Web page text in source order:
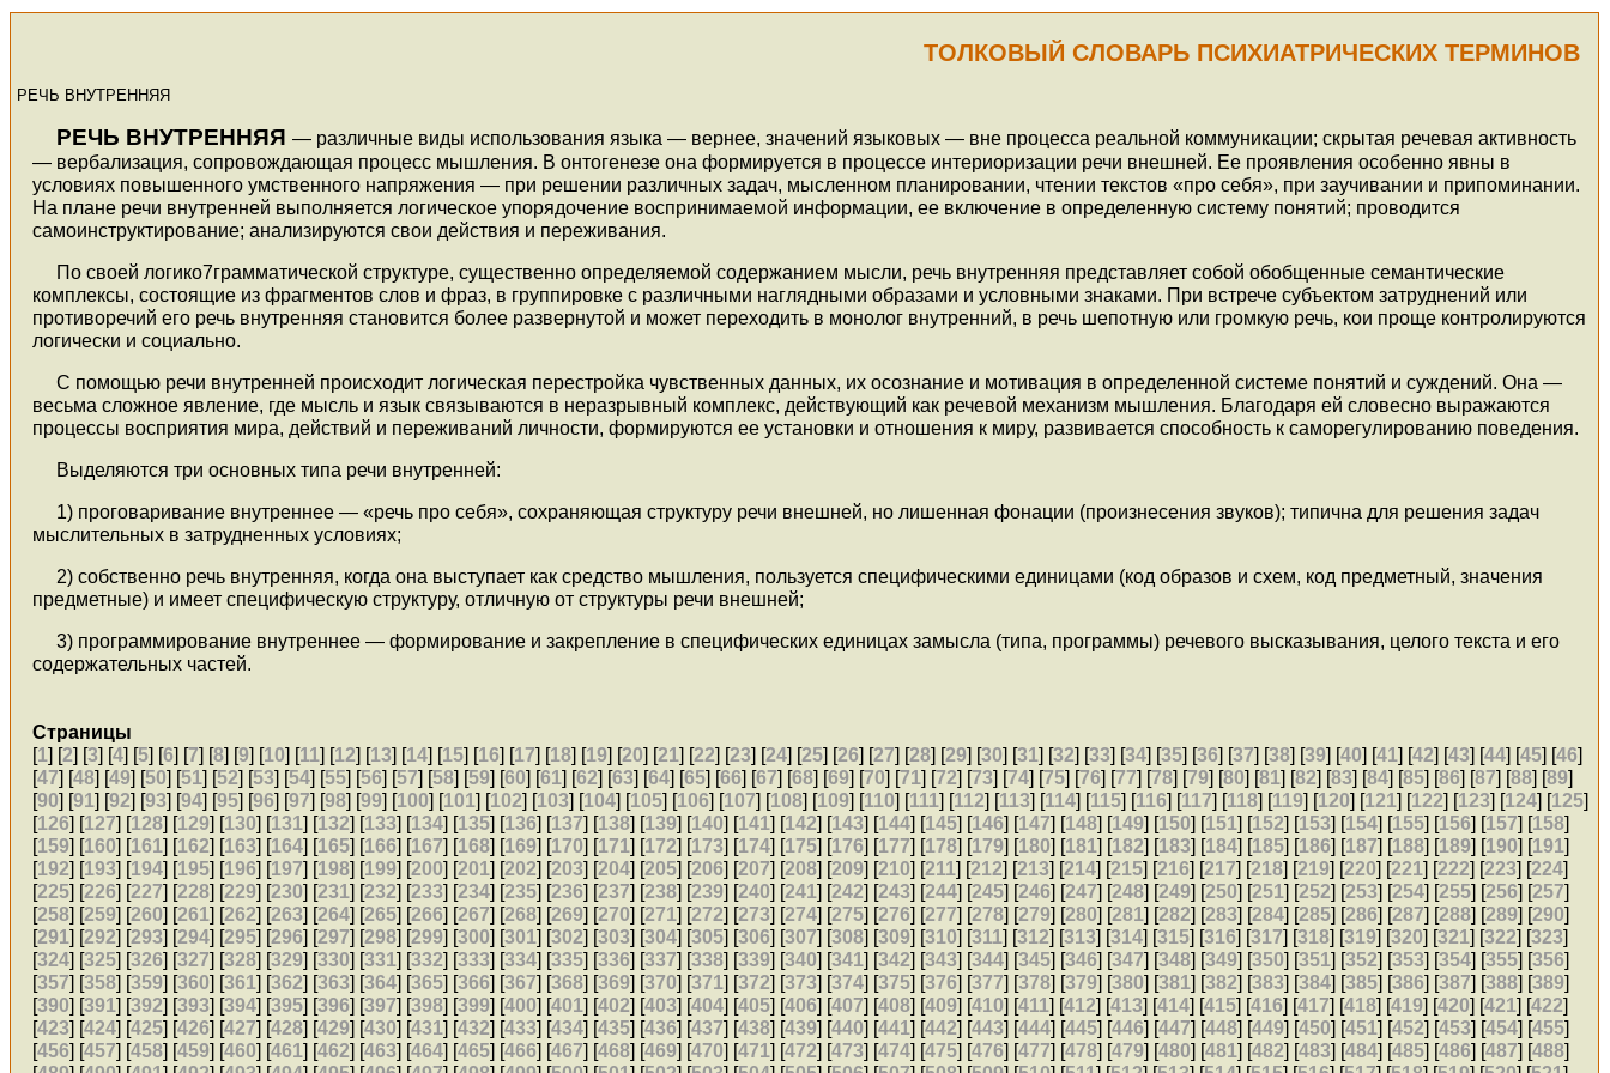
ТОЛКОВЫЙ СЛОВАРЬ ПСИХИАТРИЧЕСКИХ ТЕРМИНОВ
РЕЧЬ ВНУТРЕННЯЯ
РЕЧЬ ВНУТРЕННЯЯ— различные виды использования языка — вернее, значений языковых — вне процесса реальной коммуникации; скрытая речевая активность
— вербализация, сопровождающая процесс мышления. В онтогенезе она формируется в процессе интериоризации речи внешней. Ее проявления особенно явны в
условиях повышенного умственного напряжения — при решении различных задач, мысленном планировании, чтении текстов «про себя», при заучивании и припоминании.
На плане речи внутренней выполняется логическое упорядочение воспринимаемой информации, ее включение в определенную систему понятий; проводится
самоинструктирование; анализируются свои действия и переживания.
По своей логико7грамматической структуре, существенно определяемой содержанием мысли, речь внутренняя представляет собой обобщенные семантические
комплексы, состоящие из фрагментов слов и фраз, в группировке с различными наглядными образами и условными знаками. При встрече субъектом затруднений или
противоречий его речь внутренняя становится более развернутой и может переходить в монолог внутренний, в речь шепотную или громкую речь, кои проще контролируются
логически и социально.
С помощью речи внутренней происходит логическая перестройка чувственных данных, их осознание и мотивация в определенной системе понятий и суждений. Она —
весьма сложное явление, где мысль и язык связываются в неразрывный комплекс, действующий как речевой механизм мышления. Благодаря ей словесно выражаются
процессы восприятия мира, действий и переживаний личности, формируются ее установки и отношения к миру, развивается способность к саморегулированию поведения.
Выделяются три основных типа речи внутренней:
1) проговаривание внутреннее — «речь про себя», сохраняющая структуру речи внешней, но лишенная фонации (произнесения звуков); типична для решения задач
мыслительных в затрудненных условиях;
2) собственно речь внутренняя, когда она выступает как средство мышления, пользуется специфическими единицами (код образов и схем, код предметный, значения
предметные) и имеет специфическую структуру, отличную от структуры речи внешней;
3) программирование внутреннее — формирование и закрепление в специфических единицах замысла (типа, программы) речевого высказывания, целого текста и его
содержательных частей.
Страницы
[1] [2] [3] [4] [5] [6] [7] [8] [9] [10] [11] [12] [13] [14] [15] [16] [17] [18] [19] [20] [21] [22] [23] [24] [25] [26] [27] [28] [29] [30] [31] [32] [33] [34] [35] [36] [37] [38] [39] [40] [41] [42] [43] [44] [45] [46]
[47] [48] [49] [50] [51] [52] [53] [54] [55] [56] [57] [58] [59] [60] [61] [62] [63] [64] [65] [66] [67] [68] [69] [70] [71] [72] [73] [74] [75] [76] [77] [78] [79] [80] [81] [82] [83] [84] [85] [86] [87] [88] [89]
[90] [91] [92] [93] [94] [95] [96] [97] [98] [99] [100] [101] [102] [103] [104] [105] [106] [107] [108] [109] [110] [111] [112] [113] [114] [115] [116] [117] [118] [119] [120] [121] [122] [123] [124] [125]
[126] [127] [128] [129] [130] [131] [132] [133] [134] [135] [136] [137] [138] [139] [140] [141] [142] [143] [144] [145] [146] [147] [148] [149] [150] [151] [152] [153] [154] [155] [156] [157] [158]
[159] [160] [161] [162] [163] [164] [165] [166] [167] [168] [169] [170] [171] [172] [173] [174] [175] [176] [177] [178] [179] [180] [181] [182] [183] [184] [185] [186] [187] [188] [189] [190] [191]
[192] [193] [194] [195] [196] [197] [198] [199] [200] [201] [202] [203] [204] [205] [206] [207] [208] [209] [210] [211] [212] [213] [214] [215] [216] [217] [218] [219] [220] [221] [222] [223] [224]
[225] [226] [227] [228] [229] [230] [231] [232] [233] [234] [235] [236] [237] [238] [239] [240] [241] [242] [243] [244] [245] [246] [247] [248] [249] [250] [251] [252] [253] [254] [255] [256] [257]
[258] [259] [260] [261] [262] [263] [264] [265] [266] [267] [268] [269] [270] [271] [272] [273] [274] [275] [276] [277] [278] [279] [280] [281] [282] [283] [284] [285] [286] [287] [288] [289] [290]
[291] [292] [293] [294] [295] [296] [297] [298] [299] [300] [301] [302] [303] [304] [305] [306] [307] [308] [309] [310] [311] [312] [313] [314] [315] [316] [317] [318] [319] [320] [321] [322] [323]
[324] [325] [326] [327] [328] [329] [330] [331] [332] [333] [334] [335] [336] [337] [338] [339] [340] [341] [342] [343] [344] [345] [346] [347] [348] [349] [350] [351] [352] [353] [354] [355] [356]
[357] [358] [359] [360] [361] [362] [363] [364] [365] [366] [367] [368] [369] [370] [371] [372] [373] [374] [375] [376] [377] [378] [379] [380] [381] [382] [383] [384] [385] [386] [387] [388] [389]
[390] [391] [392] [393] [394] [395] [396] [397] [398] [399] [400] [401] [402] [403] [404] [405] [406] [407] [408] [409] [410] [411] [412] [413] [414] [415] [416] [417] [418] [419] [420] [421] [422]
[423] [424] [425] [426] [427] [428] [429] [430] [431] [432] [433] [434] [435] [436] [437] [438] [439] [440] [441] [442] [443] [444] [445] [446] [447] [448] [449] [450] [451] [452] [453] [454] [455]
[456] [457] [458] [459] [460] [461] [462] [463] [464] [465] [466] [467] [468] [469] [470] [471] [472] [473] [474] [475] [476] [477] [478] [479] [480] [481] [482] [483] [484] [485] [486] [487] [488]